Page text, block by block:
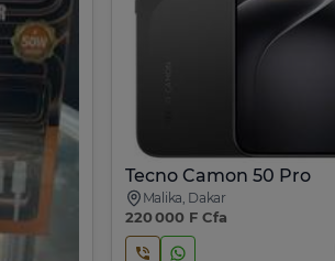
Tecno Camon 50 Pro
Malika, Dakar
220 000 F Cfa